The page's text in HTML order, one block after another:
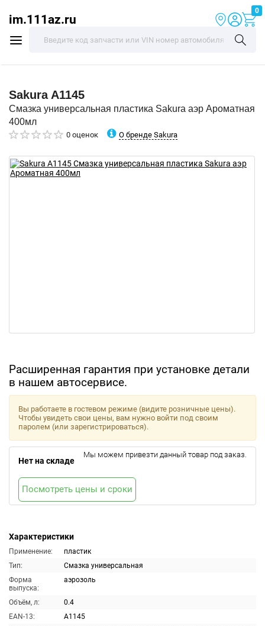
im.111az.ru
0
Sakura A1145
Смазка универсальная пластика Sakura аэр Ароматная
400мл
0 оценок О бренде Sakura
Расширенная гарантия при установке детали
в нашем автосервисе.
Характеристики
Применение:
пластик
Тип:
Смазка универсальная
Форма
выпуска:
аэрозоль
Объём, л:
0.4
EAN-13:
A1145
Вы работаете в гостевом режиме (видите розничные цены).
Чтобы увидеть свои цены, вам нужно войти под своим
паролем (или зарегистрироваться).
Нет на складе
Мы можем привезти данный товар под заказ.
Посмотреть цены и сроки